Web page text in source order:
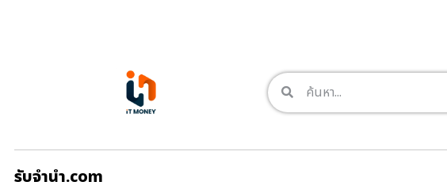
รับจํานํา.com